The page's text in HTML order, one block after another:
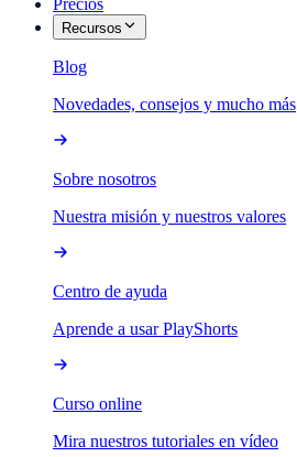
Precios
Recursos
Blog
Novedades, consejos y mucho más
Sobre nosotros
Nuestra misión y nuestros valores
Centro de ayuda
Aprende a usar PlayShorts
Curso online
Mira nuestros tutoriales en vídeo